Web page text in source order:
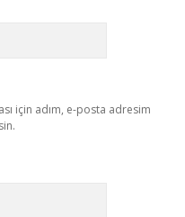
için adım, e-posta adresim